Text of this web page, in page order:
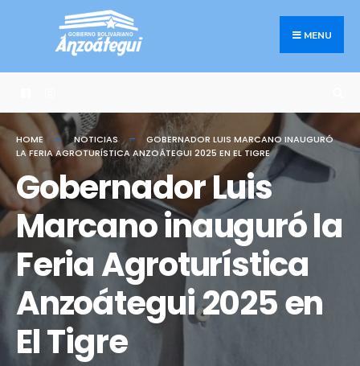
MENU
HOME NOTICIAS
GOBERNADOR LUIS MARCANO INAUGURÓ
LA FERIA AGROTURÍSTICA ANZOÁTEGUI 2025 EN EL TIGRE
Gobernador Luis
Marcano inauguró la
Feria Agroturística
Anzoátegui 2025 en
El Tigre
Search